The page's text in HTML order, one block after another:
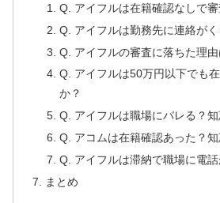
Q. アイフルは在籍確認なしで審
Q. アイフルは勤務先に連絡がく
Q. アイフルの審査に落ちた理
Q. アイフルは50万円以下でも
か？
Q. アイフルは職場にバレる？知
Q. アコムは在籍確認あった？知
Q. アイフルは滞納で職場に電話
まとめ